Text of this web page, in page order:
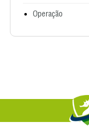
Operação